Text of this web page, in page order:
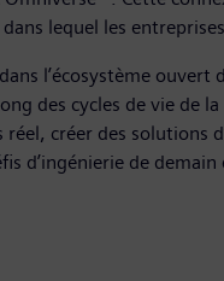
lequel les
dans l’écosystème
des cycles de vie de
créer des solutions
d’ingénierie de